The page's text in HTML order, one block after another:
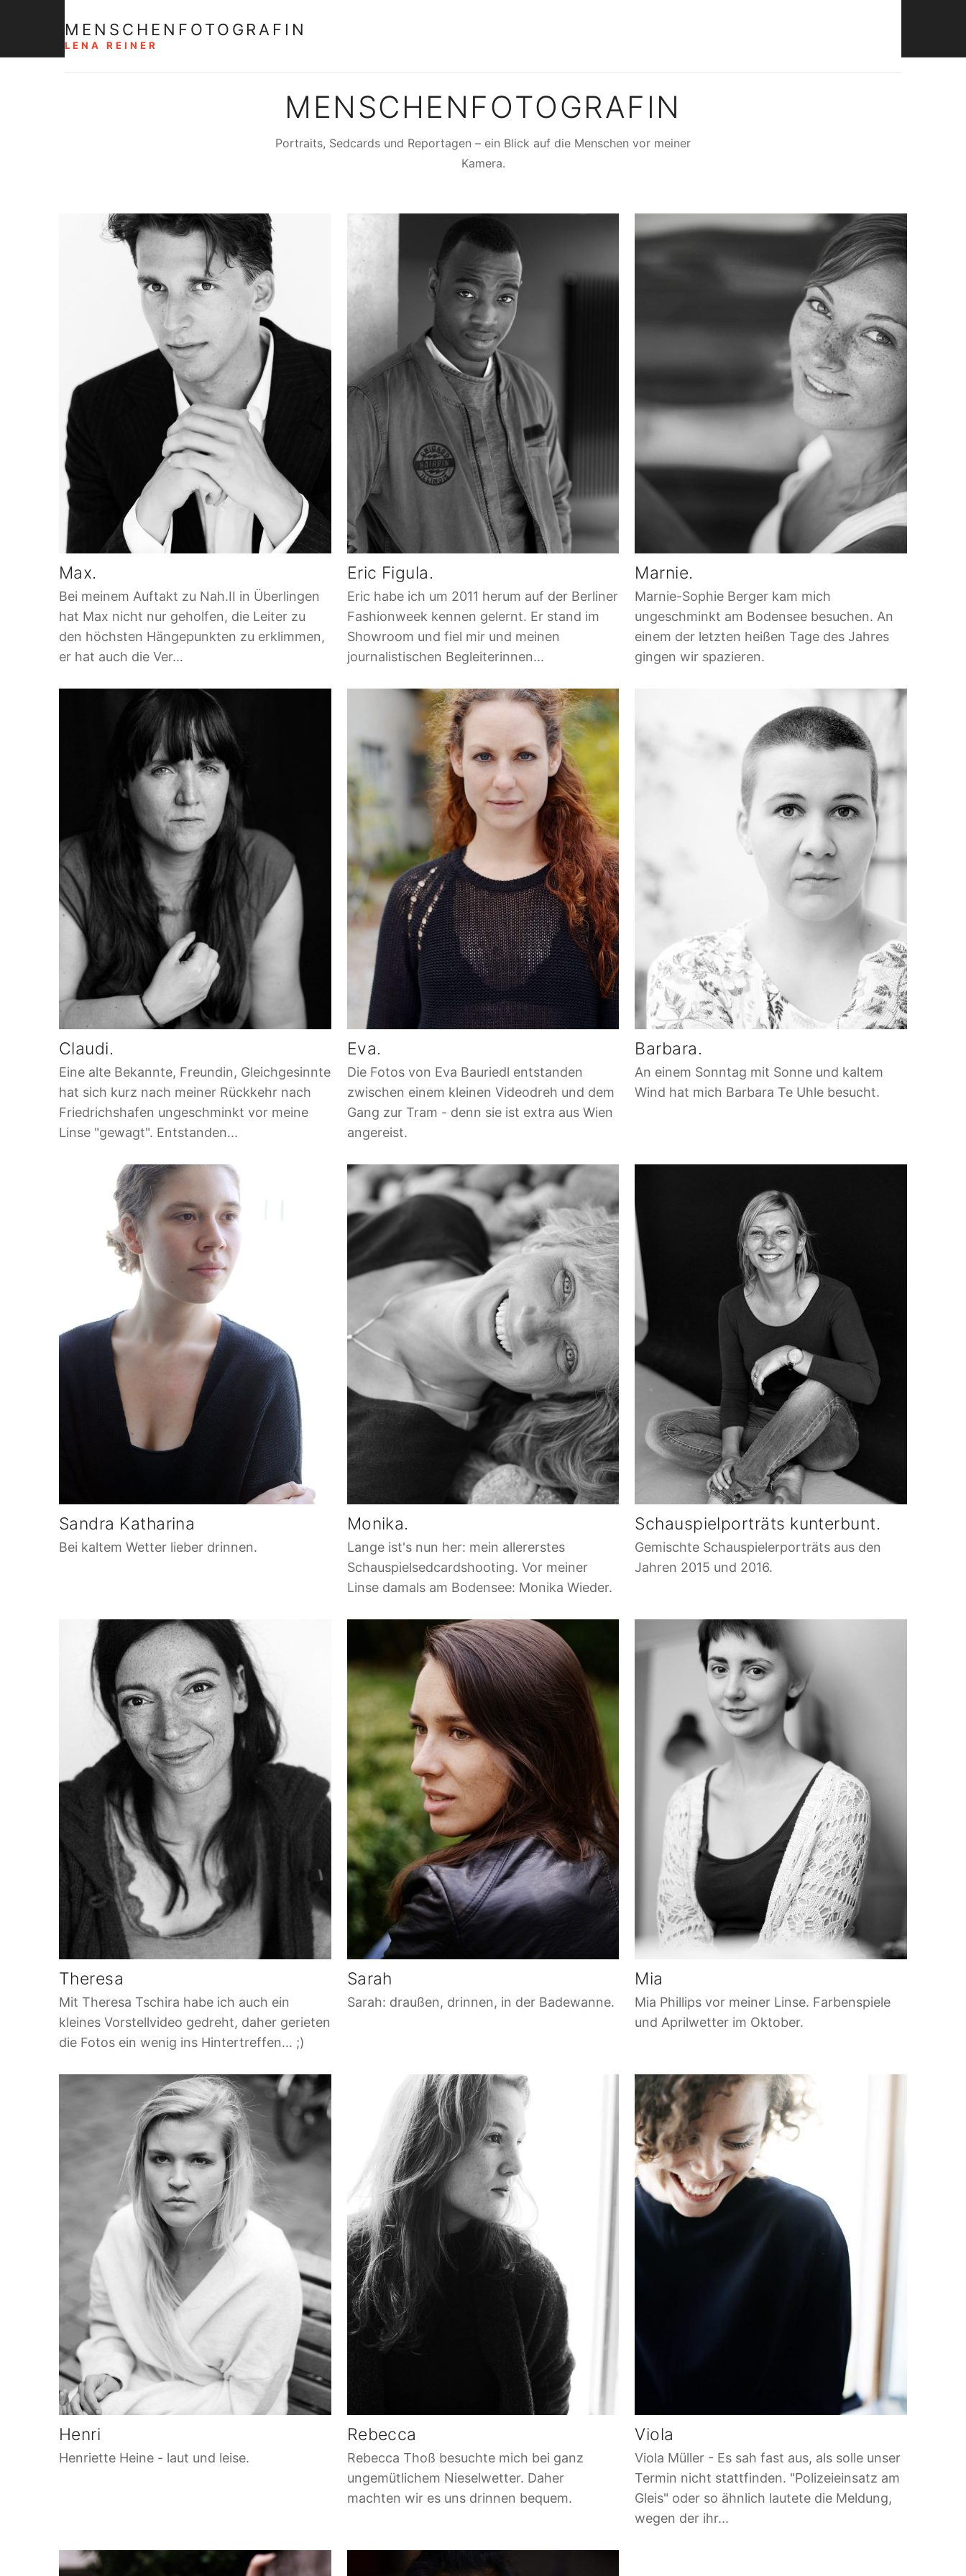
MENSCHENFOTOGRAFIN
LENA REINER
MENSCHENFOTOGRAFIN
Portraits, Sedcards und Reportagen – ein Blick auf die Menschen vor meiner
Kamera.
Max.
Bei meinem Auftakt zu Nah.II in Überlingen
hat Max nicht nur geholfen, die Leiter zu
den höchsten Hängepunkten zu erklimmen,
er hat auch die Ver...
Eric Figula.
Eric habe ich um 2011 herum auf der Berliner
Fashionweek kennen gelernt. Er stand im
Showroom und fiel mir und meinen
journalistischen Begleiterinnen...
Marnie.
Marnie-Sophie Berger kam mich
ungeschminkt am Bodensee besuchen. An
einem der letzten heißen Tage des Jahres
gingen wir spazieren.
Claudi.
Eine alte Bekannte, Freundin, Gleichgesinnte
hat sich kurz nach meiner Rückkehr nach
Friedrichshafen ungeschminkt vor meine
Linse "gewagt". Entstanden...
Eva.
Die Fotos von Eva Bauriedl entstanden
zwischen einem kleinen Videodreh und dem
Gang zur Tram - denn sie ist extra aus Wien
angereist.
Barbara.
An einem Sonntag mit Sonne und kaltem
Wind hat mich Barbara Te Uhle besucht.
Sandra Katharina
Bei kaltem Wetter lieber drinnen.
Monika.
Lange ist's nun her: mein allererstes
Schauspielsedcardshooting. Vor meiner
Linse damals am Bodensee: Monika Wieder.
Schauspielporträts kunterbunt.
Gemischte Schauspielerporträts aus den
Jahren 2015 und 2016.
Theresa
Mit Theresa Tschira habe ich auch ein
kleines Vorstellvideo gedreht, daher gerieten
die Fotos ein wenig ins Hintertreffen... ;)
Sarah
Sarah: draußen, drinnen, in der Badewanne.
Mia
Mia Phillips vor meiner Linse. Farbenspiele
und Aprilwetter im Oktober.
Henri
Henriette Heine - laut und leise.
Rebecca
Rebecca Thoß besuchte mich bei ganz
ungemütlichem Nieselwetter. Daher
machten wir es uns drinnen bequem.
Viola
Viola Müller - Es sah fast aus, als solle unser
Termin nicht stattfinden. "Polizeieinsatz am
Gleis" oder so ähnlich lautete die Meldung,
wegen der ihr...